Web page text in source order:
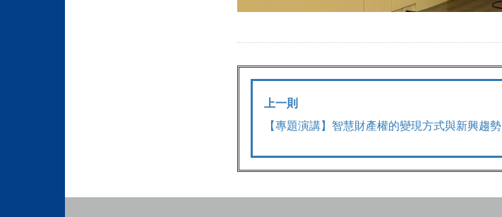
上一則
【專題演講】智慧財產權的變現方式與新興趨勢